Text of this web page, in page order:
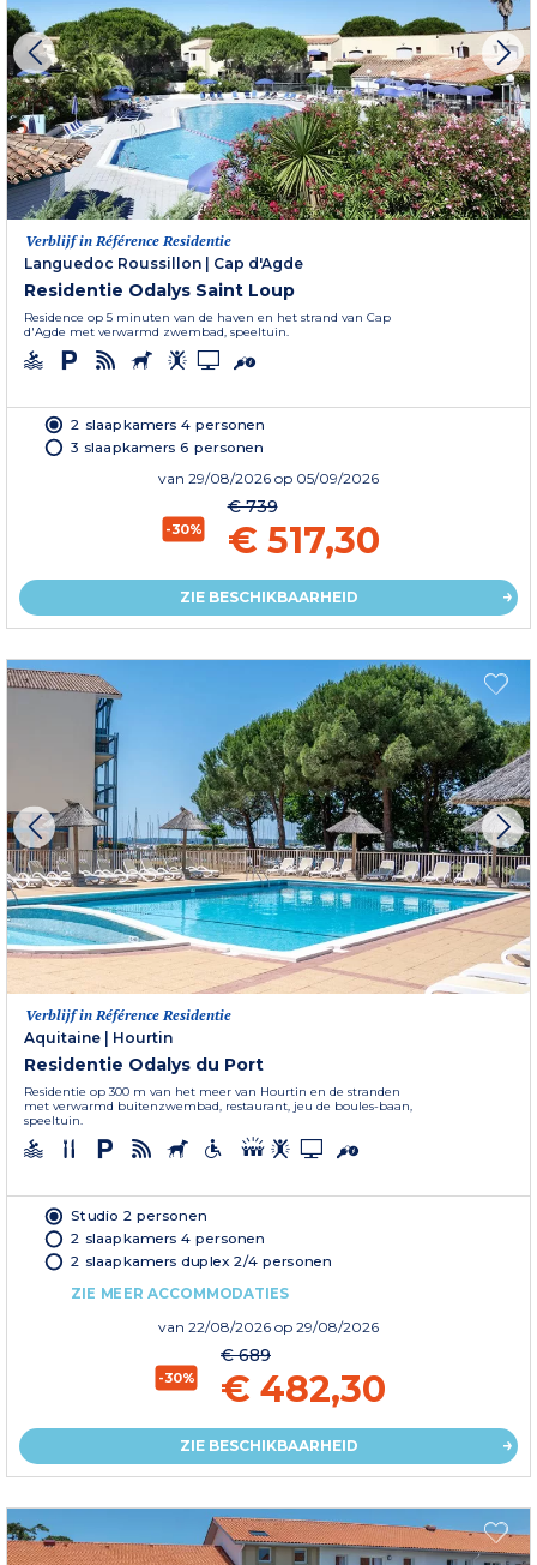
Verblijf in Référence Residentie
Languedoc Roussillon | Cap d'Agde
Residentie Odalys Saint Loup
Residence op 5 minuten van de haven en het strand van Cap
d'Agde met verwarmd zwembad, speeltuin.
2 slaapkamers 4 personen
3 slaapkamers 6 personen
van 29/08/2026 op 05/09/2026
-30%
€ 739
€ 517,30
ZIE BESCHIKBAARHEID
Verblijf in Référence Residentie
Aquitaine
Hourtin
Residentie Odalys du Port
Residentie op 300 m van het meer van Hourtin en de stranden
met verwarmd buitenzwembad, restaurant, jeu de boules-baan,
speeltuin.
Studio 2 personen
2 slaapkamers 4 personen
2 slaapkamers duplex 2/4 personen
ZIE MEER ACCOMMODATIES
van 22/08/2026 op 29/08/2026
-30%
€ 689
€ 482,30
ZIE BESCHIKBAARHEID